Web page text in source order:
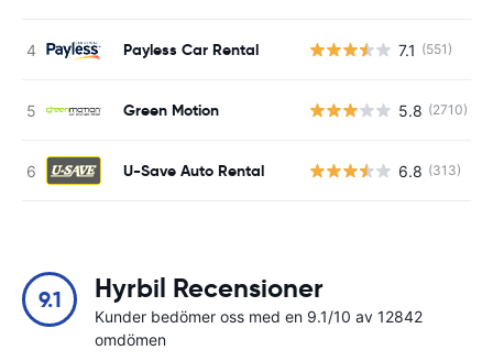
Payless Car Rental 7.1 (551)
Green Motion 5.8 (2710)
U-Save Auto Rental 6.8 (313)
9.1 Hyrbil Recensioner
Kunder bedömer oss med en 9.1/10 av 12842
omdömen